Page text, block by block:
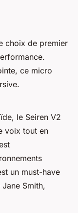
choix de premier
ce micro
, le Seiren V2
voix tout en
un must-have
Smith,